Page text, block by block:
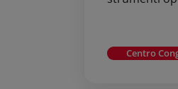
Centro